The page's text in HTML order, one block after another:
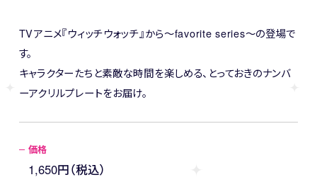
TVアニメ『ウィッチウォッチ』から～favorite series～の登場で
す。
キャラクターたちと素敵な時間を楽しめる、とっておきのナンバ
ーアクリルプレートをお届け。
価格
1,650円（税込）